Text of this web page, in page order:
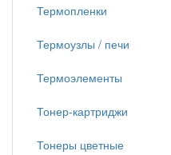
Термопленки
Термоузлы / печи
Термоэлементы
Тонер-картриджи
Тонеры цветные